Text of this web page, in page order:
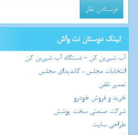
لینک دوستان نت واش
آب شیرین کن - دستگاه آب شیرین کن
انتخابات مجلس ، کاندیدای مجلس
تعمیر تلفن
خرید و فروش خودرو
شرکت صنعتی سخت پوشش
طراحی سایت